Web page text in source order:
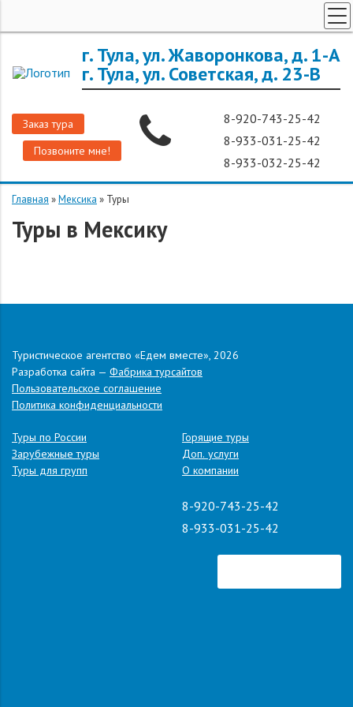
г. Тула, ул. Жаворонкова, д. 1-А
г. Тула, ул. Советская, д. 23-В
Заказ тура
Позвоните мне!
8-920-743-25-42
8-933-031-25-42
8-933-032-25-42
ЗАРУБЕЖНЫЕ ТУРЫ
ГОРЯЩИЕ ТУРЫ
О КОМПАНИИ
Главная »Мексика » Туры
Туры в Мексику
Туристическое агентство «Едем вместе», 2026
Разработка сайта — Фабрика турсайтов
Пользовательское соглашение
Политика конфиденциальности
Туры по России
Зарубежные туры
Туры для групп
Горящие туры
Доп. услуги
О компании
8-920-743-25-42
8-933-031-25-42